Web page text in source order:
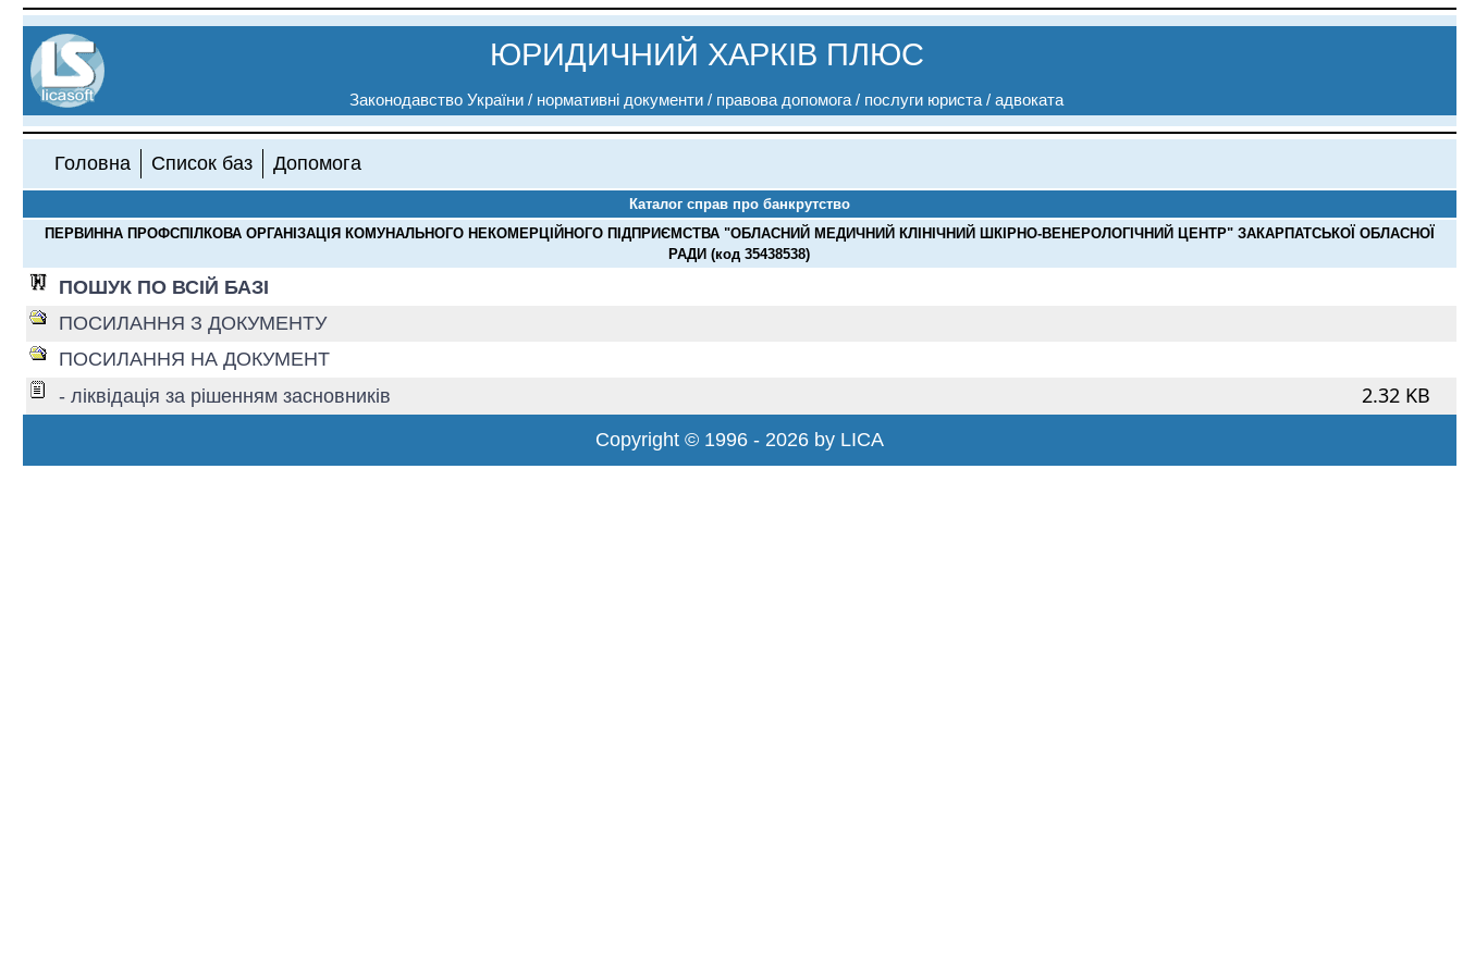
ЮРИДИЧНИЙ ХАРКІВ ПЛЮС
Законодавство України / нормативні документи / правова допомога / послуги юриста / адвоката
Головна Список баз Допомога
Каталог справ про банкрутство
ПЕРВИННА ПРОФСПІЛКОВА ОРГАНІЗАЦІЯ КОМУНАЛЬНОГО НЕКОМЕРЦІЙНОГО ПІДПРИЄМСТВА "ОБЛАСНИЙ МЕДИЧНИЙ КЛІНІЧНИЙ ШКІРНО-ВЕНЕРОЛОГІЧНИЙ ЦЕНТР" ЗАКАРПАТСЬКОЇ ОБЛАСНОЇ
РАДИ (код 35438538)
ПОШУК ПО ВСІЙ БАЗІ
ПОСИЛАННЯ З ДОКУМЕНТУ
ПОСИЛАННЯ НА ДОКУМЕНТ
- ліквідація за рішенням засновників
2.32 KB
Copyright © 1996 - 2026 by LICA